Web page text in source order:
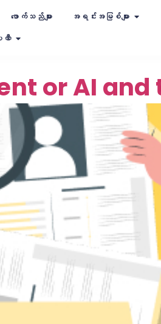
ဖောက်သည်များ အရင်းအမြစ်များ
ဏီ
or AI and